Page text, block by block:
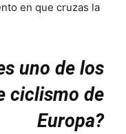
en que cruzas la
uno de los
ciclismo de
Europa?